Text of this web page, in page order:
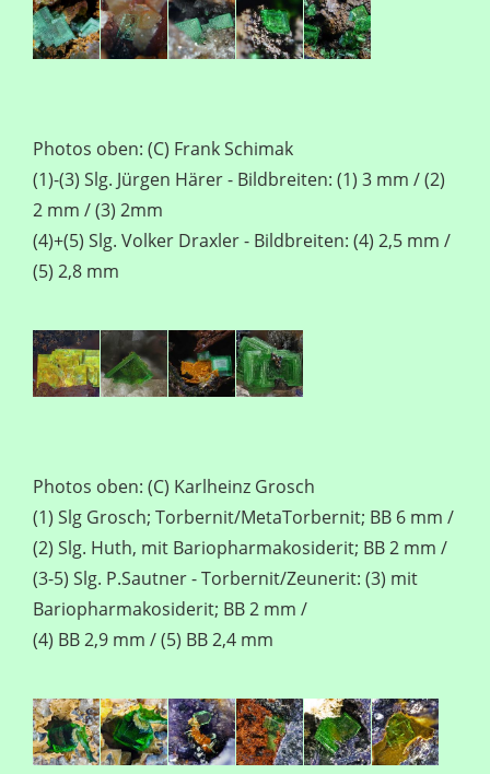
Photos oben: (C) Frank Schimak
(1)-(3) Slg. Jürgen Härer - Bildbreiten: (1) 3 mm / (2)
2 mm / (3) 2mm
(4)+(5) Slg. Volker Draxler - Bildbreiten: (4) 2,5 mm /
(5) 2,8 mm
Photos oben: (C) Karlheinz Grosch
(1) Slg Grosch; Torbernit/MetaTorbernit; BB 6 mm /
(2) Slg. Huth, mit Bariopharmakosiderit; BB 2 mm /
(3-5) Slg. P.Sautner - Torbernit/Zeunerit: (3) mit
Bariopharmakosiderit; BB 2 mm /
(4) BB 2,9 mm / (5) BB 2,4 mm